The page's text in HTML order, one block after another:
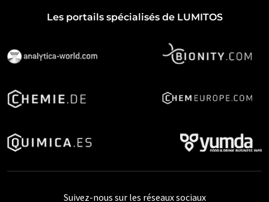
Les portails spécialisés de LUMITOS
Suivez-nous sur les réseaux sociaux